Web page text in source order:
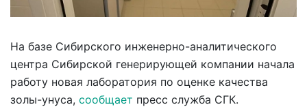
На базе Сибирского инженерно-аналитического
центра Сибирской генерирующей компании начала
работу новая лаборатория по оценке качества
золы-унуса, сообщает пресс служба СГК.